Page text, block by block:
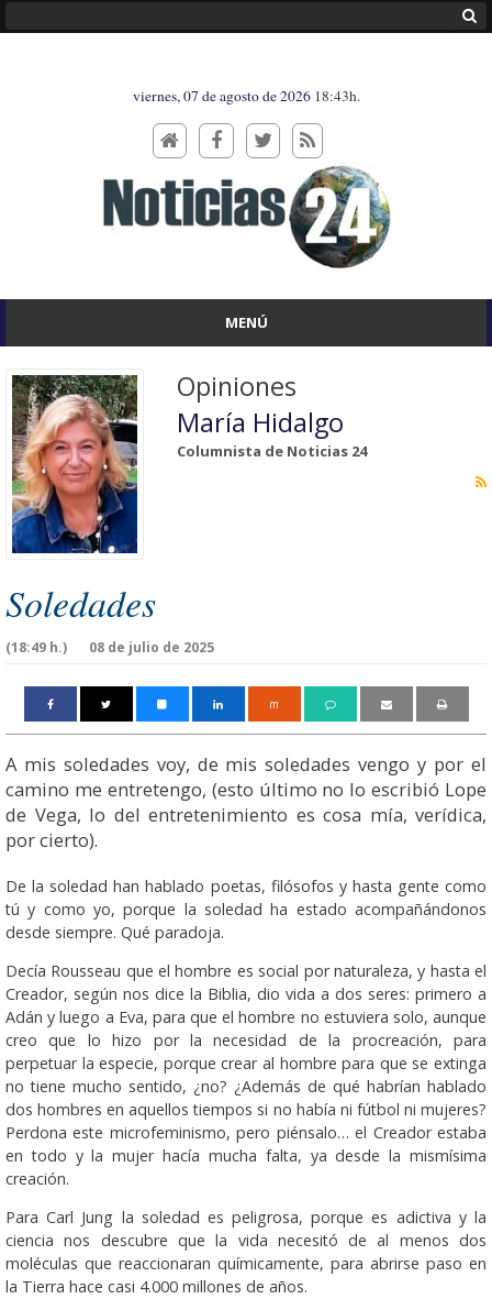
viernes, 07 de agosto de 2026 18:43h.
MENÚ
Opiniones
María Hidalgo
Columnista de Noticias 24
Soledades
08 de julio de 2025
(18:49 h.)
m
A mis soledades voy, de mis soledades vengo y por el
camino me entretengo, (esto último no lo escribió Lope
de Vega, lo del entretenimiento es cosa mía, verídica,
por cierto).
De la soledad han hablado poetas, filósofos y hasta gente como
tú y como yo, porque la soledad ha estado acompañándonos
desde siempre. Qué paradoja.
Decía Rousseau que el hombre es social por naturaleza, y hasta el
Creador, según nos dice la Biblia, dio vida a dos seres: primero a
Adán y luego a Eva, para que el hombre no estuviera solo, aunque
creo que lo hizo por la necesidad de la procreación, para
perpetuar la especie, porque crear al hombre para que se extinga
no tiene mucho sentido, ¿no? ¿Además de qué habrían hablado
dos hombres en aquellos tiempos si no había ni fútbol ni mujeres?
Perdona este microfeminismo, pero piénsalo… el Creador estaba
en todo y la mujer hacía mucha falta, ya desde la mismísima
creación.
Para Carl Jung la soledad es peligrosa, porque es adictiva y la
ciencia nos descubre que la vida necesitó de al menos dos
moléculas que reaccionaran químicamente, para abrirse paso en
la Tierra hace casi 4.000 millones de años.